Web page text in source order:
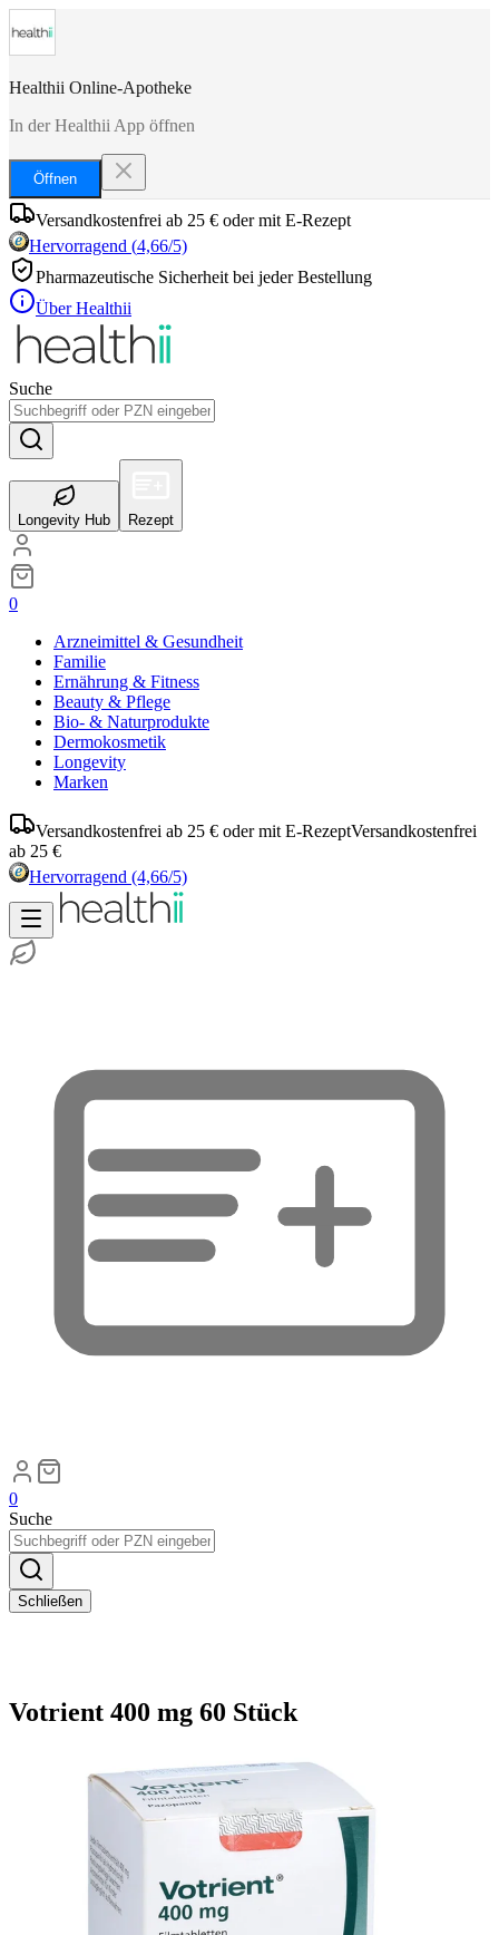
Healthii Online-Apotheke
In der Healthii App öffnen
Öffnen
Versandkostenfrei ab 25 € oder mit E-Rezept
Hervorragend (4,66/5)
Pharmazeutische Sicherheit bei jeder Bestellung
Über Healthii
Suche
Longevity Hub Rezept
0
Arzneimittel & Gesundheit
Familie
Ernährung & Fitness
Beauty & Pflege
Bio- & Naturprodukte
Dermokosmetik
Longevity
Marken
Versandkostenfrei ab 25 € oder mit E-RezeptVersandkostenfrei
ab 25 €
Hervorragend (4,66/5)
0
Suche
Schließen
Votrient 400 mg 60 Stück